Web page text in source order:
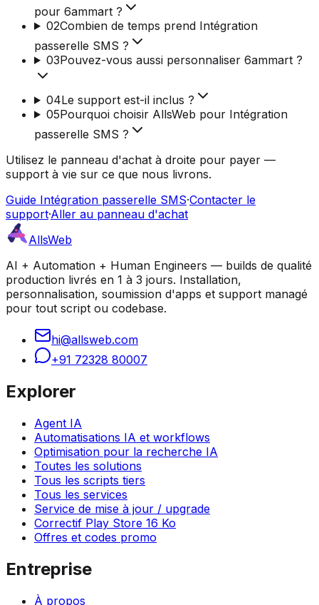
pour 6ammart ?
02Combien de temps prend Intégration
passerelle SMS ?
03Pouvez-vous aussi personnaliser 6ammart ?
04Le support est-il inclus ?
05Pourquoi choisir AllsWeb pour Intégration
passerelle SMS ?
Utilisez le panneau d'achat à droite pour payer —
support à vie sur ce que nous livrons.
Guide Intégration passerelle SMS·Contacter le
support·Aller au panneau d'achat
AllsWeb
AI + Automation + Human Engineers — builds de qualité
production livrés en 1 à 3 jours. Installation,
personnalisation, soumission d'apps et support managé
pour tout script ou codebase.
hi@allsweb.com
+91 72328 80007
Explorer
Agent IA
Automatisations IA et workflows
Optimisation pour la recherche IA
Toutes les solutions
Tous les scripts tiers
Tous les services
Service de mise à jour / upgrade
Correctif Play Store 16 Ko
Offres et codes promo
Entreprise
À propos